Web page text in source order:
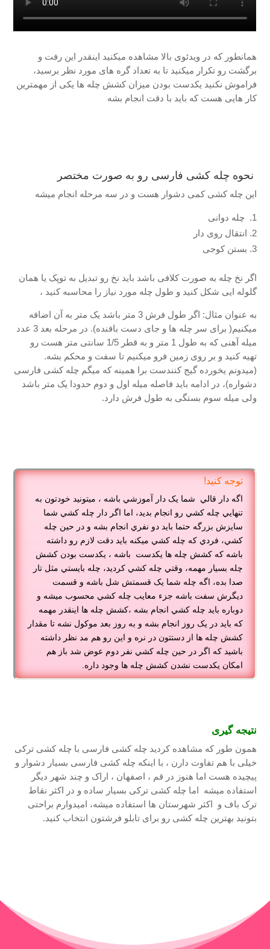
همانطور که در ویدئوی بالا مشاهده میکنید اینقدر این رفت و
برگشت رو تکرار میکنید تا به تعداد گره های مورد نظر برسید،
فراموش نکنید یکدست بودن میزان کشش چله ها یکی از مهمترین
کار هایی هست که باید با دقت انجام بشه
نحوه چله کشی فارسی رو به صورت مختصر
این چله کشی کمی دشوار هست و در سه مرحله انجام میشه
چله دوانی
انتقال روی دار
بستن کوجی
اگر نخ چله به صورت کلافی باشد باید نخ رو تبدیل به توپک یا همان
گلوله ایی شکل کنید و طول چله مورد نیاز را محاسبه کنید ،
به عنوان مثال: اگر طول فرش 3 متر باشد یک متر به آن اضافه
میکنیم( برای سر چله ها و جای دست بافنده). در مرحله بعد 3 عدد
میله آهنی که به طول 1 متر و به قطر 1/5 سانتی متر هست رو
تهیه کنید و بر روی زمین فرو میکنیم تا سفت و محکم بشه.
(میدونم یخورده گیج کنندست برا همینه که میگم چله کشی فارسی
دشواره)، در ادامه باید فاصله میله اول و دوم حدودا یک متر باشد
ولی میله سوم بستگی به طول فرش دارد.
توجه کنید!
اگه دار قالي شما يک دار آموزشي باشه ، ميتونيد خودتون به
تنهايي چله کشي رو انجام بديد، اما اگر دار چله کشي شما
سايزش بزرگه حتما بايد دو نفري انجام بشه و در حين چله
کشي، فردي که چله کشي ميکنه بايد دقت لازم رو داشته
باشه که کشش چله ها يکدست باشه ، يکدست بودن کشش
چله بسيار مهمه، وقتي چله کشي کرديد، چله بايستي مثل تار
صدا بده، اگه چله شما يک قسمتش شل باشه و قسمت
ديگرش سفت باشه جزء معايب چله کشي محسوب ميشه و
دوباره بايد چله کشي انجام بشه ،کشش چله ها اينقدر مهمه
که بايد در يک روز انجام بشه و به روز بعد موکول نشه تا مقدار
کشش چله ها از دستتون در نره و اين رو هم مد نظر داشته
باشيد که اگر در حين چله کشي نفر دوم عوض شد باز هم
امکان يکدست نشدن کشش چله ها وجود داره.
نتیجه گیری
همون طور که مشاهده کردید چله کشی فارسی با چله کشی ترکی
خیلی با هم تفاوت دارن ، با اینکه چله کشی فارسی بسیار دشوار و
پیچیده هست اما هنوز در قم ، اصفهان ، اراک و چند شهر دیگر
استفاده میشه اما چله کشی ترکی بسیار ساده و در اکثر نقاط
ترک باف و اکثر شهرستان ها استفاده میشه، امیدوارم براحتی
بتونید بهترین چله کشی رو برای تابلو فرشتون انتخاب کنید.